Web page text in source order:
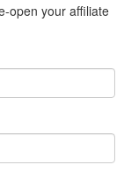
open your affiliate